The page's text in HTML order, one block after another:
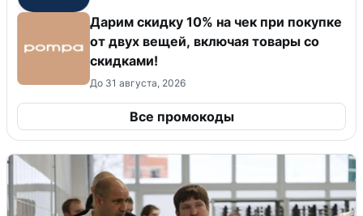
Дарим скидку 10% на чек при покупке
от двух вещей, включая товары со
скидками!
До 31 августа, 2026
Все промокоды